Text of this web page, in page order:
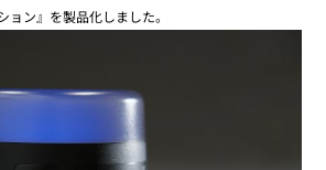
ン』を製品化しました。